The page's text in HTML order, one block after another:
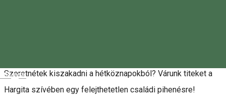
Magyar
Szeretnétek kiszakadni a hétköznapokból? Várunk titeket a
Hargita szívében egy felejthetetlen családi pihenésre!